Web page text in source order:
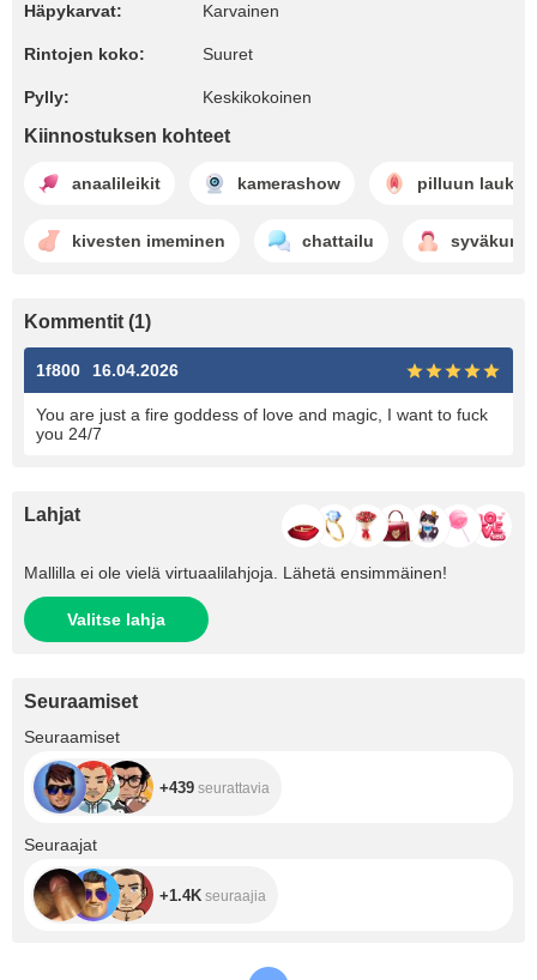
Häpykarvat: Karvainen
Rintojen koko: Suuret
Pylly: Keskikokoinen
Kiinnostuksen kohteet
anaalileikit kamerashow pilluun
kivesten imeminen chattailu
Kommentit (1)
1f800 16.04.2026
You are just a fire goddess of love and magic, I want to fuck
you 24/7
Lahjat
Mallilla ei ole vielä virtuaalilahjoja. Lähetä ensimmäinen!
Valitse lahja
Seuraamiset
Seuraamiset
+439 seurattavia
Seuraajat
+1.4K seuraajia